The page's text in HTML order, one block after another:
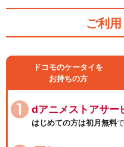
ご利
ドコモのケータイを
お持ちの方
dアニメストアサー
はじめての方は初月無料